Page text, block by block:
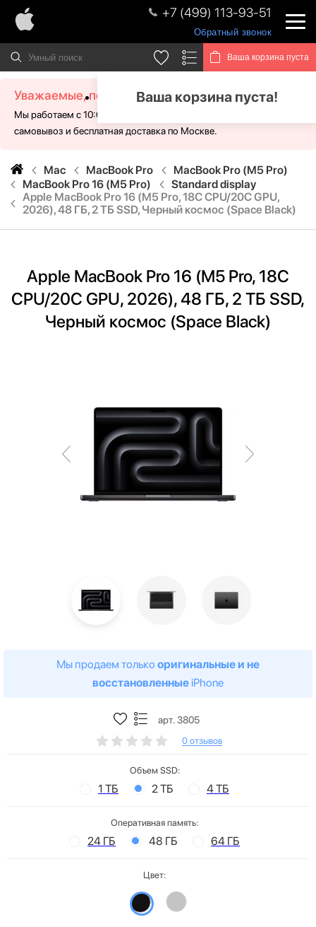
+7 (499) 113-93-51
Обратный звонок
Ваша корзина пуста
Ваша корзина пуста!
Уважаемые, посетители!
Мы работаем с 10:00 - 21:00 без выходных. Для Вас доступен
самовывоз и бесплатная доставка по Москве.
Mac MacBook Pro
MacBook Pro (M5 Pro)
MacBook Pro 16 (M5 Pro)
Standard display
Apple MacBook Pro 16 (M5 Pro, 18C CPU/20C GPU,
2026), 48 ГБ, 2 ТБ SSD, Черный космос (Space Black)
Apple MacBook Pro 16 (M5 Pro, 18C
CPU/20C GPU, 2026), 48 ГБ, 2 ТБ SSD,
Черный космос (Space Black)
Мы продаем только оригинальные и не
восстановленные iPhone
арт. 3805
0 отзывов
Объем SSD:
1 ТБ 2 ТБ 4 ТБ
Оперативная память:
24 ГБ 48 ГБ 64 ГБ
Цвет: